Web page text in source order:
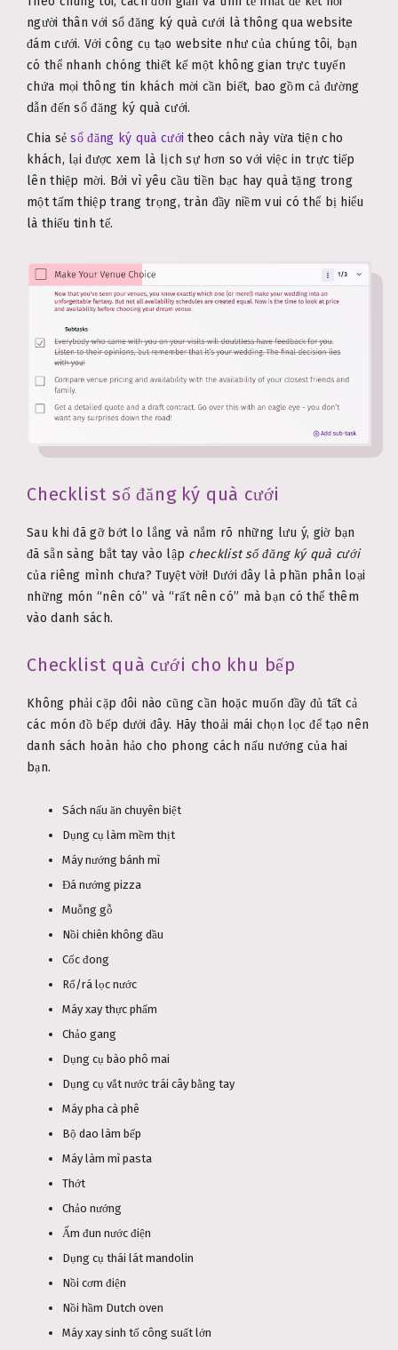
người thân với sổ đăng ký quà cưới là thông qua website
đám cưới. Với công cụ tạo website như của chúng tôi, bạn
có thể nhanh chóng thiết kế một không gian trực tuyến
chứa mọi thông tin khách mời cần biết, bao gồm cả đường
dẫn đến sổ đăng ký quà cưới.
Chia sẻsổ đăng ký quà cưới theo cách này vừa tiện cho
khách, lại được xem là lịch sự hơn so với việc in trực tiếp
lên thiệp mời. Bởi vì yêu cầu tiền bạc hay quà tặng trong
một tấm thiệp trang trọng, tràn đầy niềm vui có thể bị hiểu
là thiếu tinh tế.
Checklist sổ đăng ký quà cưới
Sau khi đã gỡ bớt lo lắng và nắm rõ những lưu ý, giờ bạn
đã sẵn sàng bắt tay vào lập checklist sổ đăng ký quà cưới
của riêng mình chưa? Tuyệt vời! Dưới đây là phần phân loại
những món “nên có” và “rất nên có” mà bạn có thể thêm
vào danh sách.
Checklist quà cưới cho khu bếp
Không phải cặp đôi nào cũng cần hoặc muốn đầy đủ tất cả
các món đồ bếp dưới đây. Hãy thoải mái chọn lọc để tạo nên
danh sách hoàn hảo cho phong cách nấu nướng của hai
bạn.
Sách nấu ăn chuyên biệt
Dụng cụ làm mềm thịt
Máy nướng bánh mì
Đá nướng pizza
Muỗng gỗ
Nồi chiên không dầu
Cốc đong
Rổ/rá lọc nước
Máy xay thực phẩm
Chảo gang
Dụng cụ bào phô mai
Dụng cụ vắt nước trái cây bằng tay
Máy pha cà phê
Bộ dao làm bếp
Máy làm mì pasta
Thớt
Chảo nướng
Ấm đun nước điện
Dụng cụ thái lát mandolin
Nồi cơm điện
Nồi hầm Dutch oven
Máy xay sinh tố công suất lớn